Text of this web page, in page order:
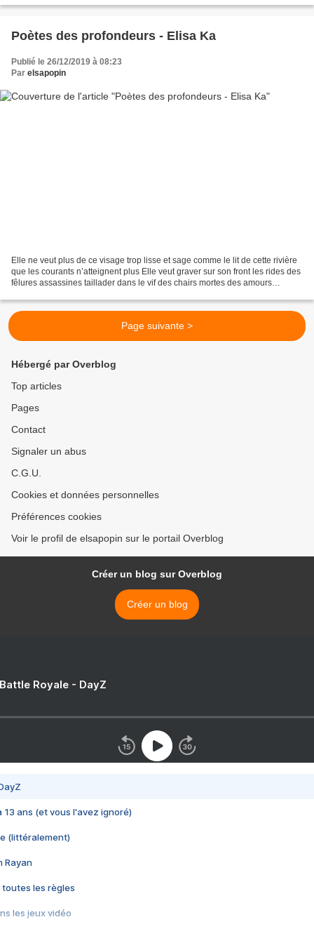
Poètes des profondeurs - Elisa Ka
Publié le 26/12/2019 à 08:23
Par elsapopin
Elle ne veut plus de ce visage trop lisse et sage comme le lit de cette rivière
que les courants n’atteignent plus Elle veut graver sur son front les rides des
fêlures assassines taillader dans le vif des chairs mortes des amours
Page suivante >
Hébergé par Overblog
Top articles
Pages
Contact
Signaler un abus
C.G.U.
Cookies et données personnelles
Préférences cookies
Voir le profil de elsapopin sur le portail Overblog
Créer un blog sur Overblog
Créer un blog
Royale - DayZ
13 ans (et vous l'avez ignoré)
(littéralement)
Rayan
toutes les règles
les jeux vidéo